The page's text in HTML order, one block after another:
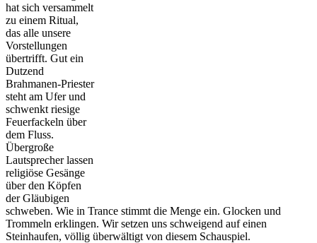
hat sich versammelt
zu einem Ritual,
das alle unsere
Vorstellungen
übertrifft. Gut ein
Dutzend
Brahmanen-Priester
steht am Ufer und
schwenkt riesige
Feuerfackeln über
dem Fluss.
Übergroße
Lautsprecher lassen
religiöse Gesänge
über den Köpfen
der Gläubigen
schweben. Wie in Trance stimmt die Menge ein. Glocken und
Trommeln erklingen. Wir setzen uns schweigend auf einen
Steinhaufen, völlig überwältigt von diesem Schauspiel.